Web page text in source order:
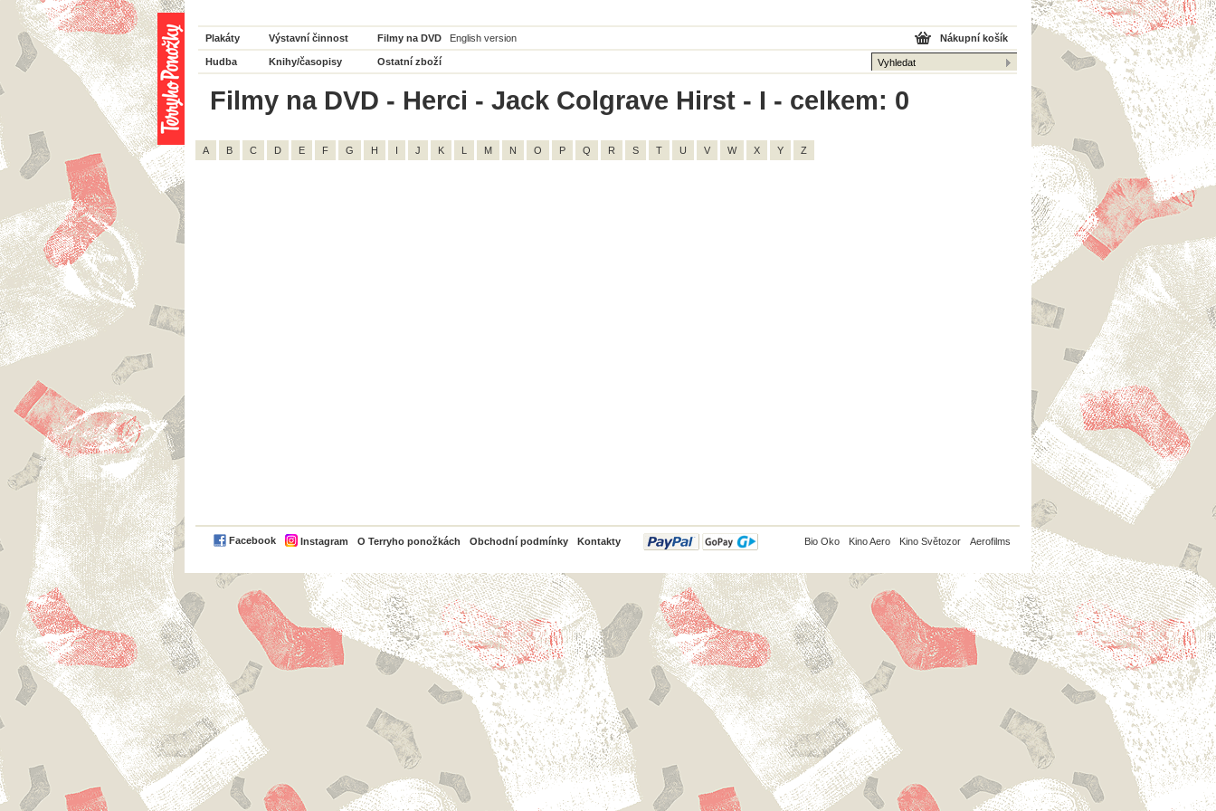
Plakáty Výstavní činnost Filmy na DVD English version
Hudba Knihy/časopisy Ostatní zboží
Nákupní košík
Filmy na DVD - Herci - Jack Colgrave Hirst - I - celkem: 0
A B C D E F G H I J K L M N O P Q R S T U V W X Y Z
Facebook Instagram O Terryho ponožkách Obchodní podmínky Kontakty
PayPal Bio Oko Kino Aero Kino Světozor Aerofilms